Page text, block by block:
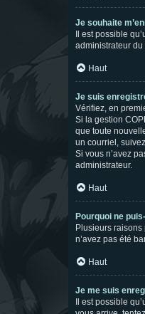
Je souhaite
Il est possible
administrateur du
Haut
Je suis
Vérifiez, en
Si la gestion
que toute
un courriel,
Si vous n’avez
administrateur.
Haut
Pourquoi ne
Plusieurs
n’avez pas été
Haut
Je me suis
Il est possible